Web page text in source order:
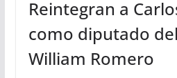
Reintegran a
como diputado
William Romero